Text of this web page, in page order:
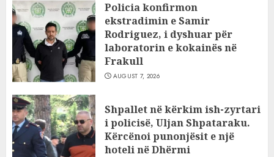
Policia konfirmon
ekstradimin e Samir
Rodriguez, i dyshuar për
laboratorin e kokainës në
Frakull
AUGUST 7, 2026
Shpallet në kërkim ish-zyrtari
i policisë, Uljan Shpataraku.
Kërcënoi punonjësit e një
hoteli në Dhërmi